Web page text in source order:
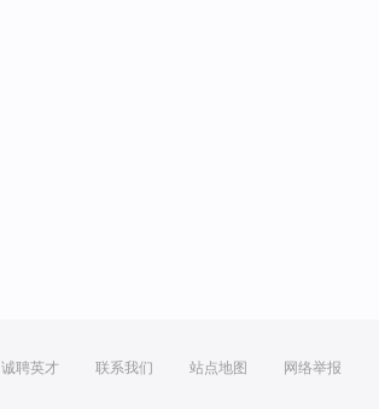
诚聘英才 联系我们 站点地图 网络举报